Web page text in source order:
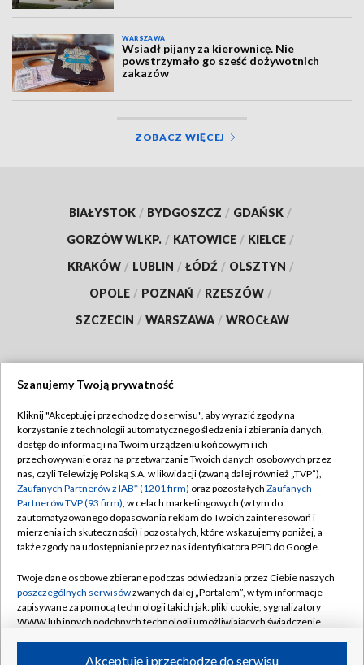
WARSZAWA
Wsiadł pijany za kierownicę. Nie
powstrzymało go sześć dożywotnich
zakazów
ZOBACZ WIĘCEJ
BIAŁYSTOK / BYDGOSZCZ / GDAŃSK /
GORZÓW WLKP. / KATOWICE / KIELCE /
KRAKÓW / LUBLIN / ŁÓDŹ / OLSZTYN /
OPOLE / POZNAŃ / RZESZÓW /
SZCZECIN / WARSZAWA / WROCŁAW
TVP
Abonament TVP
Emisja w TVP
Centrum informacji TVP
Naziemna Telewizja Cyfrowa
Rada Programowa
System NOS
Informacje o nadawcy
Regulamin TVP
Polityka prywatności
Moje zgody
Pomoc
Kontakt
Kanały
Szanujemy Twoją prywatność
Kliknij "Akceptuję i przechodzę do serwisu", aby wyrazić zgody na
korzystanie z technologii automatycznego śledzenia i zbierania danych,
dostęp do informacji na Twoim urządzeniu końcowym i ich
przechowywanie oraz na przetwarzanie Twoich danych osobowych przez
nas, czyli Telewizję Polską S.A. w likwidacji (zwaną dalej również „TVP”),
Zaufanych Partnerów z IAB* (1201 firm) oraz pozostałych Zaufanych
Partnerów TVP (93 firm), w celach marketingowych (w tym do
zautomatyzowanego dopasowania reklam do Twoich zainteresowań i
mierzenia ich skuteczności) i pozostałych, które wskazujemy poniżej, a
także zgody na udostępnianie przez nas identyfikatora PPID do Google.
Twoje dane osobowe zbierane podczas odwiedzania przez Ciebie naszych
poszczególnych serwisówzwanych dalej „Portalem”, w tym informacje
zapisywane za pomocą technologii takich jak: pliki cookie, sygnalizatory
WWW lub innych podobnych technologii umożliwiających świadczenie
Akceptuję i przechodzę do serwisu